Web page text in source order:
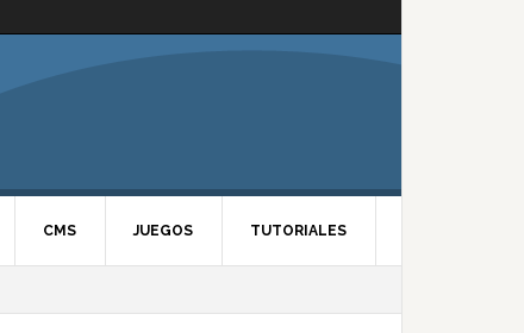
CMS JUEGOS TUTORIALES